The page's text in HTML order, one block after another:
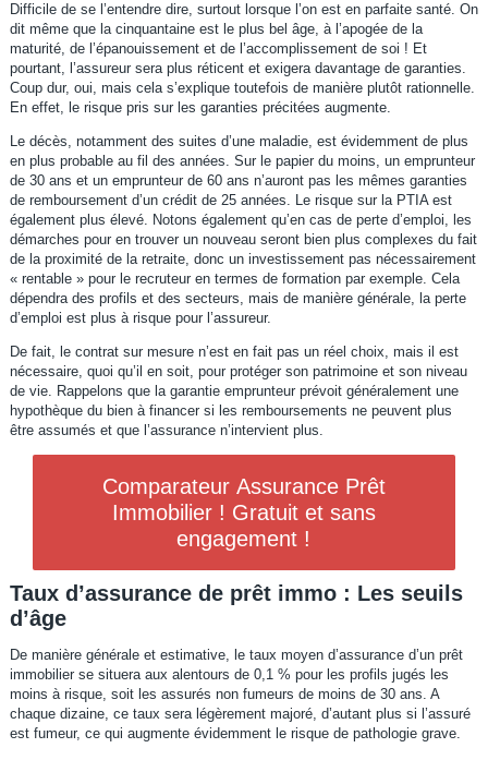
Difficile de se l’entendre dire, surtout lorsque l’on est en parfaite santé. On
dit même que la cinquantaine est le plus bel âge, à l’apogée de la
maturité, de l’épanouissement et de l’accomplissement de soi ! Et
pourtant, l’assureur sera plus réticent et exigera davantage de garanties.
Coup dur, oui, mais cela s’explique toutefois de manière plutôt rationnelle.
En effet, le risque pris sur les garanties précitées augmente.
Le décès, notamment des suites d’une maladie, est évidemment de plus
en plus probable au fil des années. Sur le papier du moins, un emprunteur
de 30 ans et un emprunteur de 60 ans n’auront pas les mêmes garanties
de remboursement d’un crédit de 25 années. Le risque sur la PTIA est
également plus élevé. Notons également qu’en cas de perte d’emploi, les
démarches pour en trouver un nouveau seront bien plus complexes du fait
de la proximité de la retraite, donc un investissement pas nécessairement
« rentable » pour le recruteur en termes de formation par exemple. Cela
dépendra des profils et des secteurs, mais de manière générale, la perte
d’emploi est plus à risque pour l’assureur.
De fait, le contrat sur mesure n’est en fait pas un réel choix, mais il est
nécessaire, quoi qu’il en soit, pour protéger son patrimoine et son niveau
de vie. Rappelons que la garantie emprunteur prévoit généralement une
hypothèque du bien à financer si les remboursements ne peuvent plus
être assumés et que l’assurance n’intervient plus.
Comparateur Assurance Prêt
Immobilier ! Gratuit et sans
engagement !
Taux d’assurance de prêt immo : Les seuils
d’âge
De manière générale et estimative, le taux moyen d’assurance d’un prêt
immobilier se situera aux alentours de 0,1 % pour les profils jugés les
moins à risque, soit les assurés non fumeurs de moins de 30 ans. A
chaque dizaine, ce taux sera légèrement majoré, d’autant plus si l’assuré
est fumeur, ce qui augmente évidemment le risque de pathologie grave.